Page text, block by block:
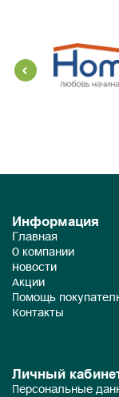
Информация
Главная
О компании
Новости
Акции
Помощь
Контакты
Личный
Персональные